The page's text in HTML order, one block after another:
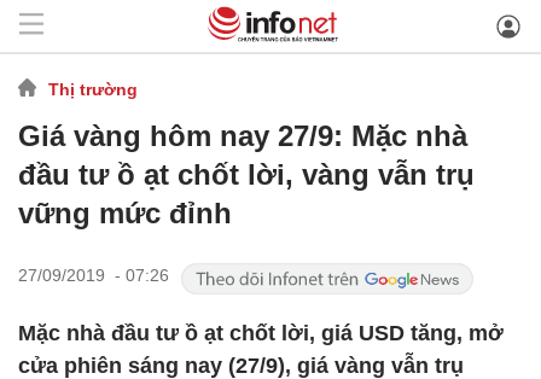
Thị trường
Giá vàng hôm nay 27/9: Mặc nhà
đầu tư ồ ạt chốt lời, vàng vẫn trụ
vững mức đỉnh
27/09/2019 - 07:26
Mặc nhà đầu tư ồ ạt chốt lời, giá USD tăng, mở
cửa phiên sáng nay (27/9), giá vàng vẫn trụ